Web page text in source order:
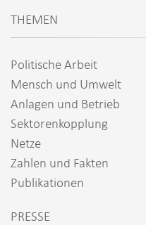
THEMEN
Politische Arbeit
Mensch und Umwelt
Anlagen und Betrieb
Sektorenkopplung
Netze
Zahlen und Fakten
Publikationen
PRESSE